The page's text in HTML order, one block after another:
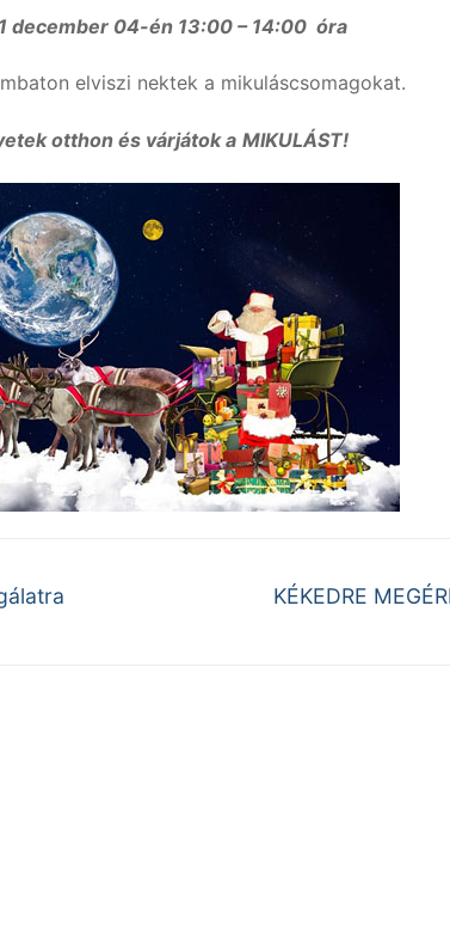
december 04-én 13:00 – 14:00 óra
elviszi nektek a mikuláscsomagokat.
otthon és várjátok a MIKULÁST!
Next
KÉKEDRE